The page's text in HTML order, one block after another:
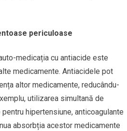
periculoase
medicația cu antiacide este
medicamente. Antiacidele pot
altor medicamente, reducându-
utilizarea simultană de
hipertensiune, anticoagulante
absorbția acestor medicamente